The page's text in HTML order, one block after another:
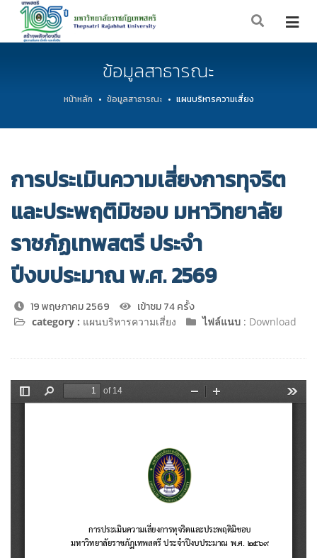
ข้อมูลสาธารณะ
หน้าหลัก ข้อมูลสาธารณะ แผนบริหารความเสี่ยง
การประเมินความเสี่ยงการทุจริต
และประพฤติมิชอบ มหาวิทยาลัย
ราชภัฏเทพสตรี ประจำ
ปีงบประมาณ พ.ศ. 2569
19 พฤษภาคม 2569 เข้าชม 74 ครั้ง
category : แผนบริหารความเสี่ยง ไฟล์แนบ : Download